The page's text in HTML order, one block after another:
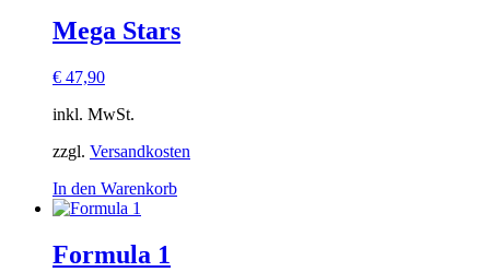
Mega Stars
€ 47,90
inkl. MwSt.
zzgl. Versandkosten
In den Warenkorb
Formula 1